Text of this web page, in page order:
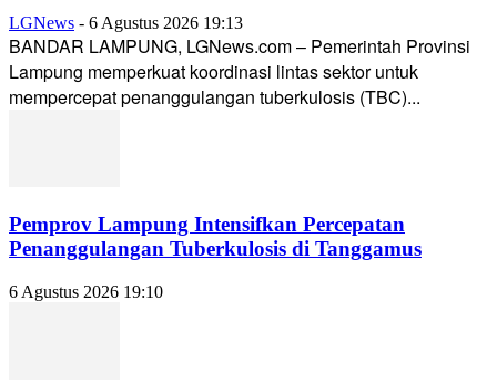
LGNews - 6 Agustus 2026 19:13
BANDAR LAMPUNG, LGNews.com – Pemerintah Provinsi
Lampung memperkuat koordinasi lintas sektor untuk
mempercepat penanggulangan tuberkulosis (TBC)...
Pemprov Lampung Intensifkan Percepatan
Penanggulangan Tuberkulosis di Tanggamus
6 Agustus 2026 19:10